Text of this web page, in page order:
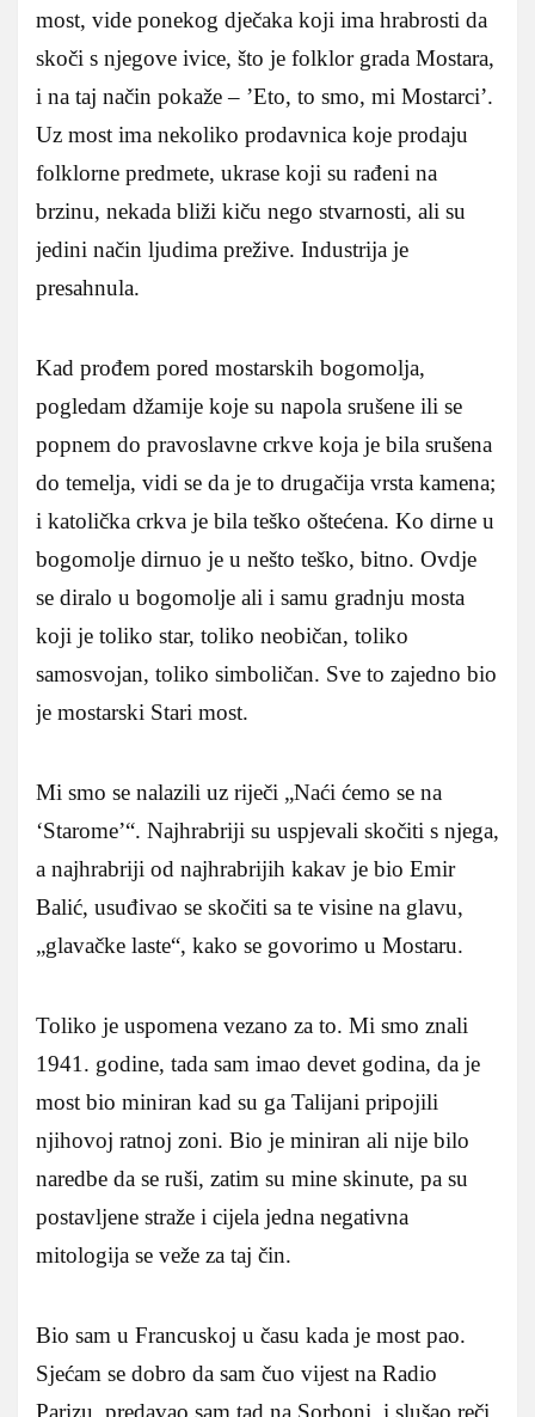
most, vide ponekog dječaka koji ima hrabrosti da
skoči s njegove ivice, što je folklor grada Mostara,
i na taj način pokaže – ’Eto, to smo, mi Mostarci’.
Uz most ima nekoliko prodavnica koje prodaju
folklorne predmete, ukrase koji su rađeni na
brzinu, nekada bliži kiču nego stvarnosti, ali su
jedini način ljudima prežive. Industrija je
presahnula.
Kad prođem pored mostarskih bogomolja,
pogledam džamije koje su napola srušene ili se
popnem do pravoslavne crkve koja je bila srušena
do temelja, vidi se da je to drugačija vrsta kamena;
i katolička crkva je bila teško oštećena. Ko dirne u
bogomolje dirnuo je u nešto teško, bitno. Ovdje
se diralo u bogomolje ali i samu gradnju mosta
koji je toliko star, toliko neobičan, toliko
samosvojan, toliko simboličan. Sve to zajedno bio
je mostarski Stari most.
Mi smo se nalazili uz riječi „Naći ćemo se na
‘Starome’“. Najhrabriji su uspjevali skočiti s njega,
a najhrabriji od najhrabrijih kakav je bio Emir
Balić, usuđivao se skočiti sa te visine na glavu,
„glavačke laste“, kako se govorimo u Mostaru.
Toliko je uspomena vezano za to. Mi smo znali
1941. godine, tada sam imao devet godina, da je
most bio miniran kad su ga Talijani pripojili
njihovoj ratnoj zoni. Bio je miniran ali nije bilo
naredbe da se ruši, zatim su mine skinute, pa su
postavljene straže i cijela jedna negativna
mitologija se veže za taj čin.
Bio sam u Francuskoj u času kada je most pao.
Sjećam se dobro da sam čuo vijest na Radio
Parizu, predavao sam tad na Sorboni, i slušao reči